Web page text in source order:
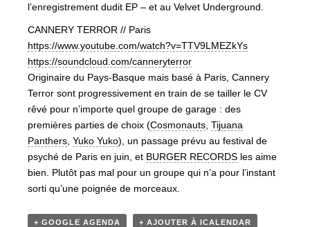
l’enregistrement dudit EP – et au Velvet Underground.
CANNERY TERROR // Paris
https://www.youtube.com/watch?v=TTV9LMEZkYs
https://soundcloud.com/canneryterror
Originaire du Pays-Basque mais basé à Paris, Cannery
Terror sont progressivement en train de se tailler le CV
rêvé pour n’importe quel groupe de garage : des
premières parties de choix (Cosmonauts Tijuana
Panthers Yuko Yuko), un passage prévu au festival de
psyché de Paris en juin, et BURGER RECORDS les aime
bien. Plutôt pas mal pour un groupe qui n’a pour l’instant
sorti qu’une poignée de morceaux.
+ GOOGLE AGENDA + AJOUTER À ICALENDAR